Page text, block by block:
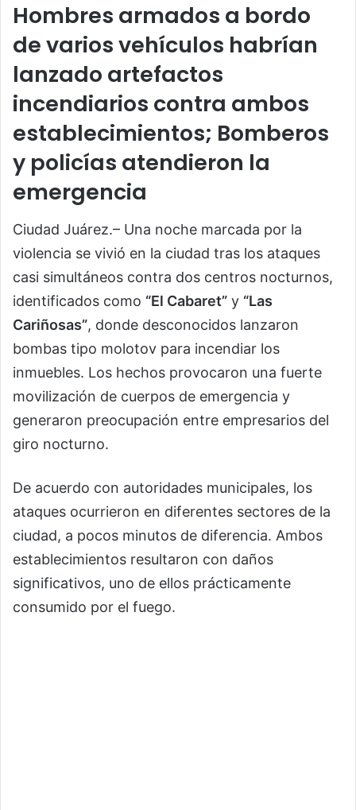
Hombres armados a bordo
de varios vehículos habrían
lanzado artefactos
incendiarios contra ambos
establecimientos; Bomberos
y policías atendieron la
emergencia
Ciudad Juárez.– Una noche marcada por la
violencia se vivió en la ciudad tras los ataques
casi simultáneos contra dos centros nocturnos,
identificados como “El Cabaret” y “Las
Cariñosas”, donde desconocidos lanzaron
bombas tipo molotov para incendiar los
inmuebles. Los hechos provocaron una fuerte
movilización de cuerpos de emergencia y
generaron preocupación entre empresarios del
giro nocturno.
De acuerdo con autoridades municipales, los
ataques ocurrieron en diferentes sectores de la
ciudad, a pocos minutos de diferencia. Ambos
establecimientos resultaron con daños
significativos, uno de ellos prácticamente
consumido por el fuego.